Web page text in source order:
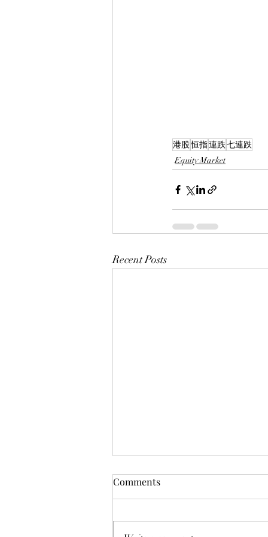
港股恒指連跌七連跌
Equity Market
Recent Posts
Comments